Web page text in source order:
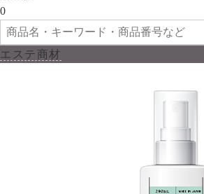
0
エステ商材